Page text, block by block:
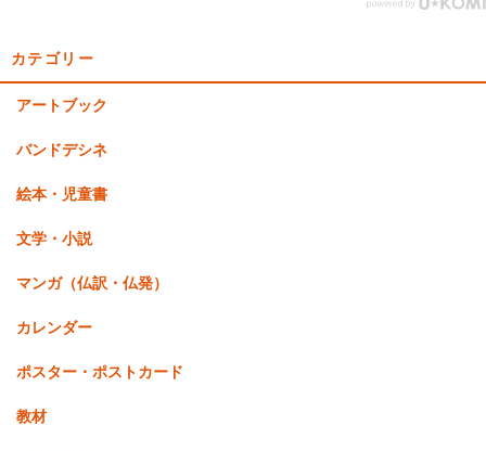
カテゴリー
アートブック
バンドデシネ
絵本・児童書
文学・小説
マンガ（仏訳・仏発）
カレンダー
ポスター・ポストカード
教材